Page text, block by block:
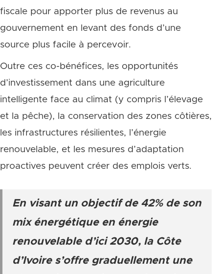
fiscale pour apporter plus de revenus au
gouvernement en levant des fonds d’une
source plus facile à percevoir.
Outre ces co-bénéfices, les opportunités
d’investissement dans une agriculture
intelligente face au climat (y compris l’élevage
et la pêche), la conservation des zones côtières,
les infrastructures résilientes, l’énergie
renouvelable, et les mesures d’adaptation
proactives peuvent créer des emplois verts.
En visant un objectif de 42% de son
mix énergétique en énergie
renouvelable d’ici 2030, la Côte
d’Ivoire s’offre graduellement une